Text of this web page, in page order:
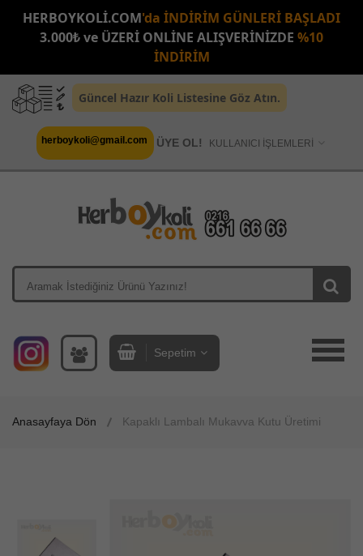
HERBOYKOLİ.COM'da İNDİRİM GÜNLERİ BAŞLADI
3.000₺ ve ÜZERİ ONLİNE ALIŞVERİNİZDE %10
İNDİRİM
Güncel Hazır Koli Listesine Göz Atın.
KULLANICI İŞLEMLERİ
ÜYE OL!
herboykoli@gmail.com
Sepetim
Anasayfaya Dön Kapaklı Lambalı Mukavva Kutu Üretimi